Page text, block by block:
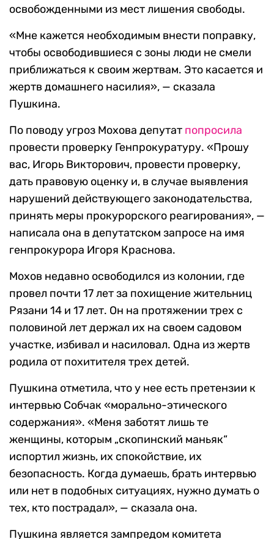
освобожденными из мест лишения свободы.
«Мне кажется необходимым внести поправку,
чтобы освободившиеся с зоны люди не смели
приближаться к своим жертвам. Это касается и
жертв домашнего насилия», — сказала
Пушкина.
По поводу угроз Мохова депутат попросила
провести проверку Генпрокуратуру. «Прошу
вас, Игорь Викторович, провести проверку,
дать правовую оценку и, в случае выявления
нарушений действующего законодательства,
принять меры прокурорского реагирования», —
написала она в депутатском запросе на имя
генпрокурора Игоря Краснова.
Мохов недавно освободился из колонии, где
провел почти 17 лет за похищение жительниц
Рязани 14 и 17 лет. Он на протяжении трех с
половиной лет держал их на своем садовом
участке, избивал и насиловал. Одна из жертв
родила от похитителя трех детей.
Пушкина отметила, что у нее есть претензии к
интервью Собчак «морально-этического
содержания». «Меня заботят лишь те
женщины, которым „скопинский маньяк“
испортил жизнь, их спокойствие, их
безопасность. Когда думаешь, брать интервью
или нет в подобных ситуациях, нужно думать о
тех, кто пострадал», — сказала она.
Пушкина является зампредом комитета